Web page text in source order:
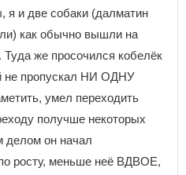
и две собаки (далматин
как обычно вышли на
Туда же просочился кобелёк
не пропускал НИ ОДНУ
умел переходить
получше некоторых
делом он начал
росту, меньше неё ВДВОЕ,